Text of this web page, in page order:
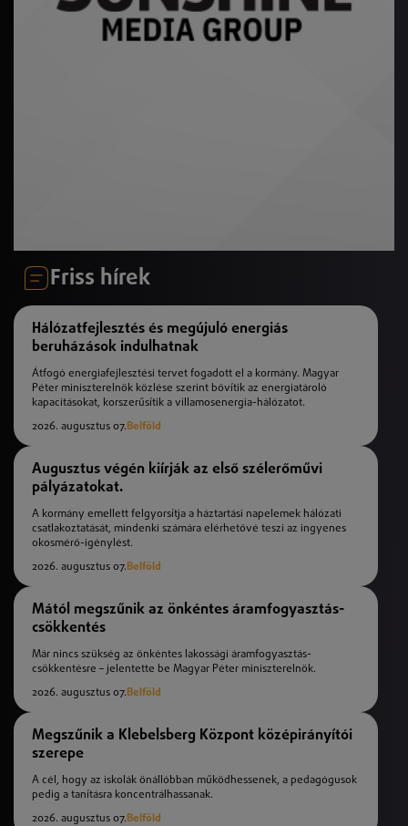
Friss hírek
Hálózatfejlesztés és megújuló energiás
beruházások indulhatnak
Átfogó energiafejlesztési tervet fogadott el a kormány. Magyar
Péter miniszterelnök közlése szerint bővítik az energiatároló
kapacitásokat, korszerűsítik a villamosenergia-hálózatot.
2026. augusztus 07.Belföld
Augusztus végén kiírják az első szélerőművi
pályázatokat.
A kormány emellett felgyorsítja a háztartási napelemek hálózati
csatlakoztatását, mindenki számára elérhetővé teszi az ingyenes
okosmérő-igénylést.
2026. augusztus 07.Belföld
Mától megszűnik az önkéntes áramfogyasztás-
csökkentés
Már nincs szükség az önkéntes lakossági áramfogyasztás-
csökkentésre – jelentette be Magyar Péter miniszterelnök.
2026. augusztus 07.Belföld
Megszűnik a Klebelsberg Központ középirányítói
szerepe
A cél, hogy az iskolák önállóbban működhessenek, a pedagógusok
pedig a tanításra koncentrálhassanak.
2026. augusztus 07.Belföld